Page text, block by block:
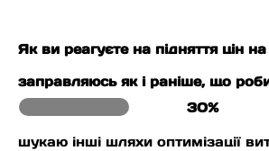
Як ви реагуєте на підняття цін
заправляюсь як і раніше, що
30%
шукаю інші шляхи оптимізації